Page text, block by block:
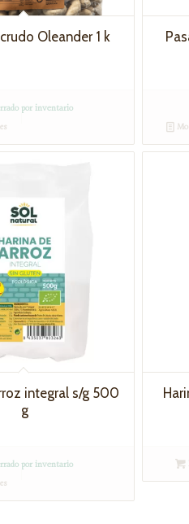
Oleander 1 k
por inventario
integral s/g 500
g
por inventario